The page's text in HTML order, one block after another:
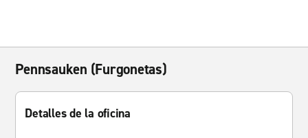
Pennsauken (Furgonetas)
Detalles de la oficina